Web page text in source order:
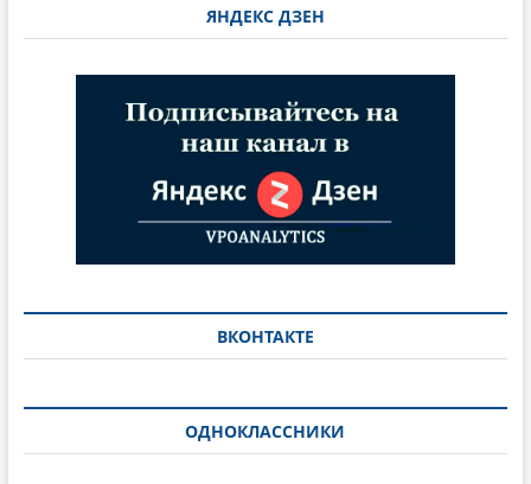
ЯНДЕКС ДЗЕН
ВКОНТАКТЕ
ОДНОКЛАССНИКИ